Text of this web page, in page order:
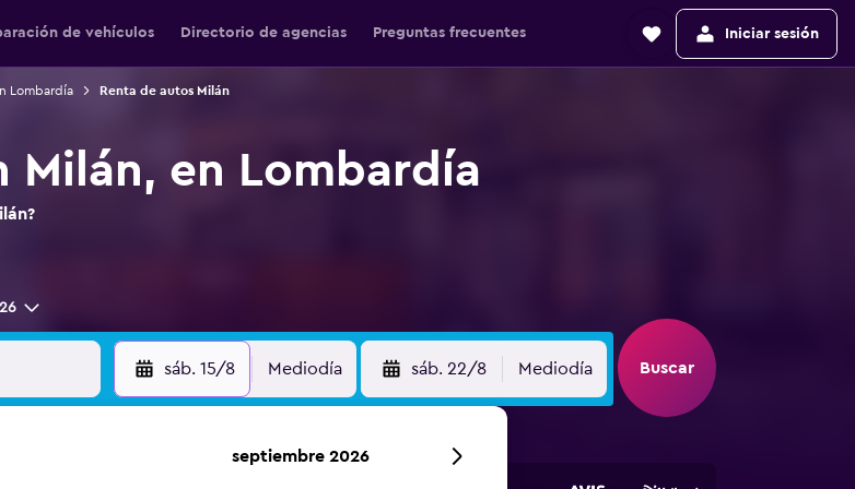
de vehículos Directorio de agencias Preguntas frecuentes Iniciar sesión
Lombardía Renta de autos Milán
Milán, en Lombardía
sáb. 15/8 Mediodía sáb. 22/8 Mediodía Buscar
septiembre 2026